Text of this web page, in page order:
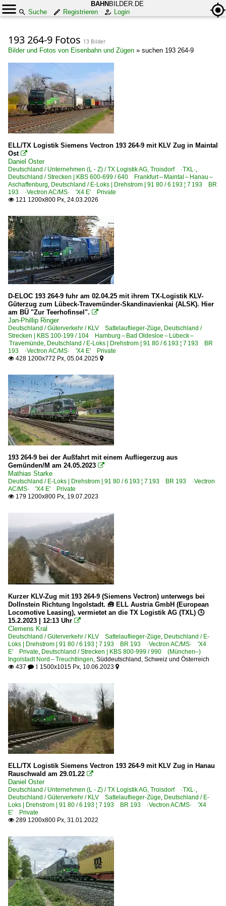
BAHN BILDER.DE
Suche
Registrieren Login
193 264-9 Fotos 13 Bilder
Bilder und Fotos von Eisenbahn und Zügen » suchen 193 264-9
ELL/TX Logistik Siemens Vectron 193 264-9 mit KLV Zug in Maintal
Ost 
Daniel Oster
Deutschland / Unternehmen (L - Z) / TX Logistik AG, Troisdorf ·TXL·,
Deutschland / Strecken | KBS 600-699 / 640 Frankfurt – Maintal – Hanau –
Aschaffenburg, Deutschland / E-Loks | Drehstrom | 91 80 / 6 193 ¦ 7 193 BR
193 ·Vectron AC/MS· 'X4 E' Private
 121 1200x800 Px, 24.03.2026
D-ELOC 193 264-9 fuhr am 02.04.25 mit ihrem TX-Logistik KLV-
Güterzug zum Lübeck-Travemünder-Skandinavienkai (ALSK). Hier
am BÜ "Zur Teerhofinsel". 
Jan-Phillip Ringer
Deutschland / Güterverkehr / KLV Sattelauflieger-Züge, Deutschland /
Strecken | KBS 100-199 / 104 Hamburg – Bad Oldesloe – Lübeck –
Travemünde, Deutschland / E-Loks | Drehstrom | 91 80 / 6 193 ¦ 7 193 BR
193 ·Vectron AC/MS· 'X4 E' Private
 428 1200x772 Px, 05.04.2025 
193 264-9 bei der Außfahrt mit einem Aufliegerzug aus
Gemünden/M am 24.05.2023 
Mathias Starke
Deutschland / E-Loks | Drehstrom | 91 80 / 6 193 ¦ 7 193 BR 193 ·Vectron
AC/MS· 'X4 E' Private
 179 1200x800 Px, 19.07.2023
Kurzer KLV-Zug mit 193 264-9 (Siemens Vectron) unterwegs bei
Dollnstein Richtung Ingolstadt. 🧰 ELL Austria GmbH (European
Locomotive Leasing), vermietet an die TX Logistik AG (TXL) 🕓
15.2.2023 | 12:13 Uhr 
Clemens Kral
Deutschland / Güterverkehr / KLV Sattelauflieger-Züge, Deutschland / E-
Loks | Drehstrom | 91 80 / 6 193 ¦ 7 193 BR 193 ·Vectron AC/MS· 'X4
E' Private, Deutschland / Strecken | KBS 800-999 / 990 (München–)
Ingolstadt Nord – Treuchtlingen, Süddeutschland, Schweiz und Österreich
 437  1 1500x1015 Px, 10.06.2023 
ELL/TX Logistik Siemens Vectron 193 264-9 mit KLV Zug in Hanau
Rauschwald am 29.01.22 
Daniel Oster
Deutschland / Unternehmen (L - Z) / TX Logistik AG, Troisdorf ·TXL·,
Deutschland / Güterverkehr / KLV Sattelauflieger-Züge, Deutschland / E-
Loks | Drehstrom | 91 80 / 6 193 ¦ 7 193 BR 193 ·Vectron AC/MS· 'X4
E' Private
 289 1200x800 Px, 31.01.2022